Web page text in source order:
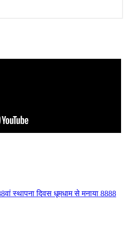
स्थापना दिवस धूमधाम से मनाया 8888